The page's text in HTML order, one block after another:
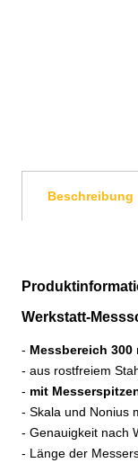
Beschreibung
Werkstatt-
- Messbereich 300
- aus rostfreiem
- mit
- Skala und Nonius
- Genauigkeit nach
- Länge der